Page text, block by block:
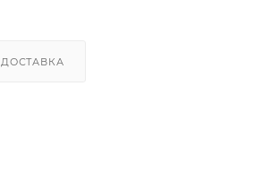
ДОСТАВКА